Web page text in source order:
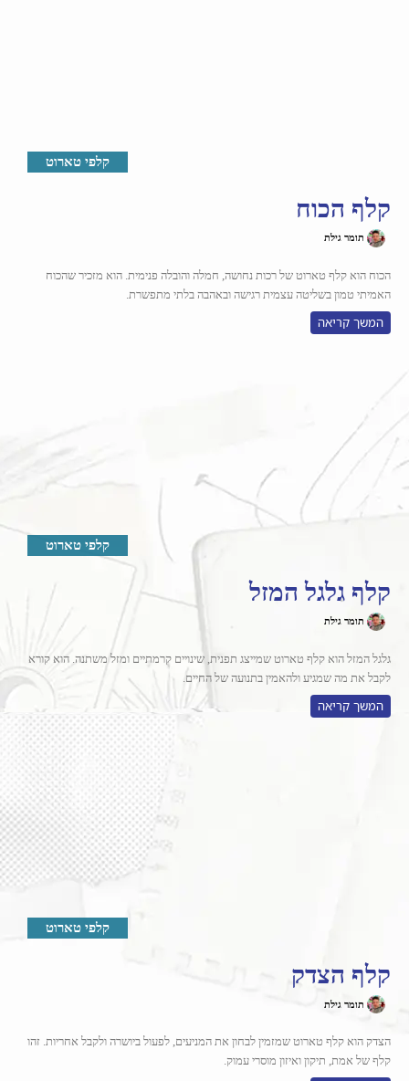
קלפי טארוט
קלף הכוח
תומר גילת
הכוח הוא קלף טארוט של רכות נחושה, חמלה והובלה פנימית. הוא מזכיר שהכוח
האמיתי טמון בשליטה עצמית רגישה ובאהבה בלתי מתפשרת.
המשך קריאה
קלפי טארוט
קלף גלגל המזל
תומר גילת
גלגל המזל הוא קלף טארוט שמייצג תפנית, שינויים קרמתיים ומזל משתנה. הוא קורא
לקבל את מה שמגיע ולהאמין בתנועה של החיים.
המשך קריאה
קלפי טארוט
קלף הצדק
תומר גילת
הצדק הוא קלף טארוט שמזמין לבחון את המניעים, לפעול ביושרה ולקבל אחריות. זהו
קלף של אמת, תיקון ואיזון מוסרי עמוק.